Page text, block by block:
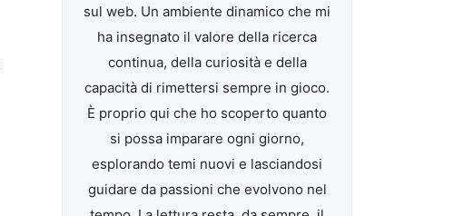
sul web. Un ambiente dinamico che mi
ha insegnato il valore della ricerca
continua, della curiosità e della
capacità di rimettersi sempre in gioco.
È proprio qui che ho scoperto quanto
si possa imparare ogni giorno,
esplorando temi nuovi e lasciandosi
guidare da passioni che evolvono nel